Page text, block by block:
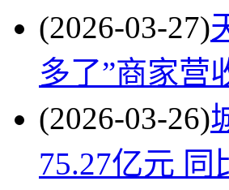
(2026-03-27)
多了”商家营
(2026-03-26)
75.27亿元 同